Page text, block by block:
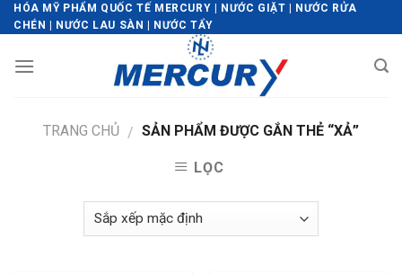
Skip
to
HÓA MỸ PHẨM QUỐC TẾ MERCURY | NƯỚC GIẶT | NƯỚC RỬA
CHÉN | NƯỚC LAU SÀN | NƯỚC TẨY
TRANG CHỦ / SẢN PHẨM ĐƯỢC GẮN THẺ “XẢ”
LỌC